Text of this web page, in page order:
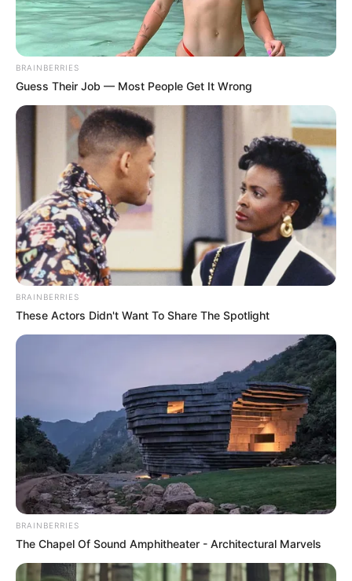
Why this ordinary drink is the secret to feeling your
best every day
CTA LOVE
A Rihanna Museum Is Probably Opening Soon
BRAINBERRIES
BRAINBERRIES
Guess Their Job — Most People Get It Wrong
BRAINBERRIES
These Actors Didn't Want To Share The Spotlight
BRAINBERRIES
The Chapel Of Sound Amphitheater - Architectural Marvels